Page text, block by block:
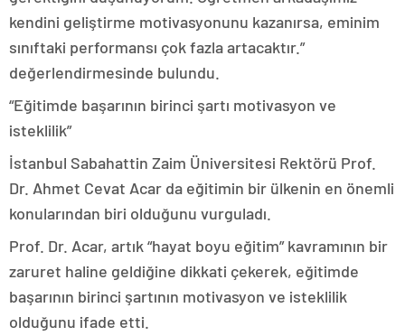
kendini geliştirme motivasyonunu kazanırsa, eminim
sınıftaki performansı çok fazla artacaktır.”
değerlendirmesinde bulundu.
“Eğitimde başarının birinci şartı motivasyon ve
isteklilik”
İstanbul Sabahattin Zaim Üniversitesi Rektörü Prof.
Dr. Ahmet Cevat Acar da eğitimin bir ülkenin en önemli
konularından biri olduğunu vurguladı.
Prof. Dr. Acar, artık “hayat boyu eğitim” kavramının bir
zaruret haline geldiğine dikkati çekerek, eğitimde
başarının birinci şartının motivasyon ve isteklilik
olduğunu ifade etti.